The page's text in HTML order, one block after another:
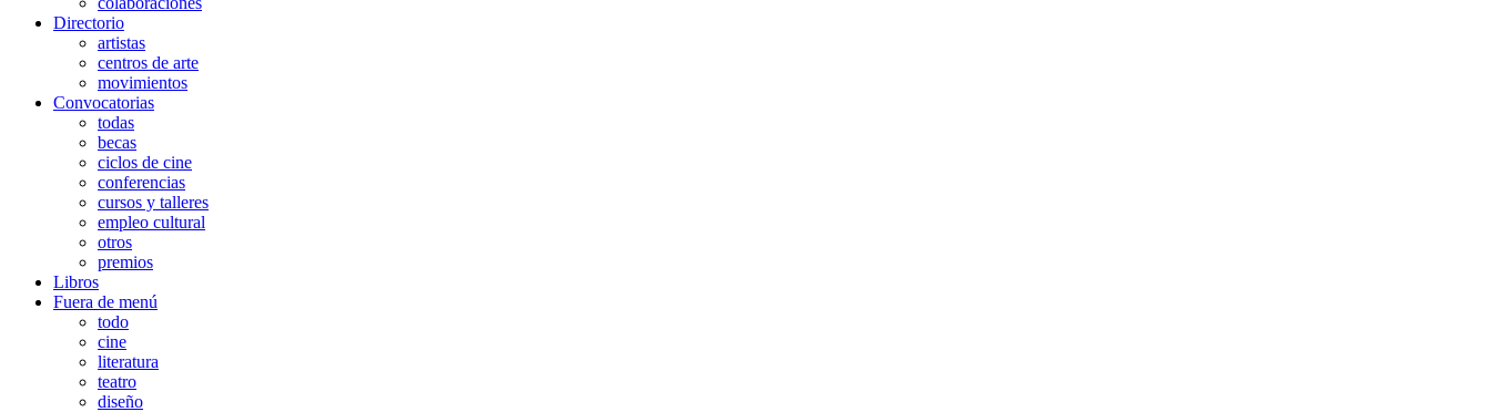
Directorio
artistas
centros de arte
movimientos
Convocatorias
todas
becas
ciclos de cine
conferencias
cursos y talleres
empleo cultural
otros
premios
Libros
Fuera de menú
todo
cine
literatura
teatro
diseño